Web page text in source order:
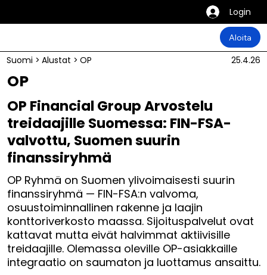
Login
Aloita
Suomi > Alustat > OP 25.4.26
OP
OP Financial Group Arvostelu
treidaajille Suomessa: FIN-FSA-
valvottu, Suomen suurin
finanssiryhmä
OP Ryhmä on Suomen ylivoimaisesti suurin
finanssiryhmä — FIN-FSA:n valvoma,
osuustoiminnallinen rakenne ja laajin
konttoriverkosto maassa. Sijoituspalvelut ovat
kattavat mutta eivät halvimmat aktiivisille
treidaajille. Olemassa oleville OP-asiakkaille
integraatio on saumaton ja luottamus ansaittu.